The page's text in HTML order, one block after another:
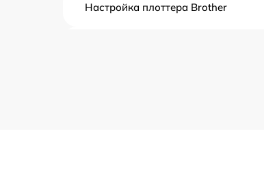
Настройка плоттера Brother